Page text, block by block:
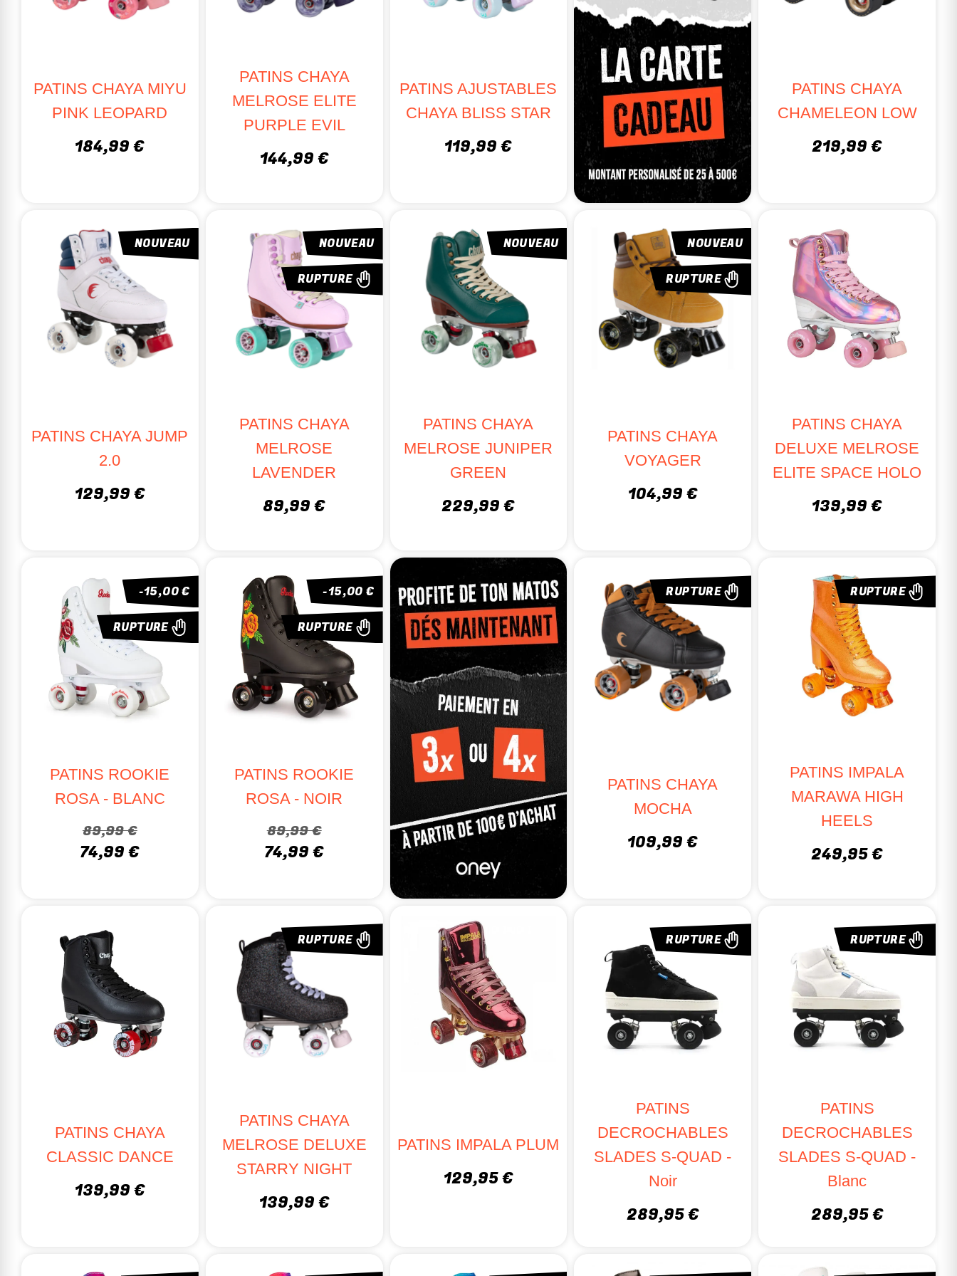
PATINS CHAYA MIYU
PINK LEOPARD
184,99 €
PATINS CHAYA
MELROSE ELITE
PURPLE EVIL
144,99 €
PATINS AJUSTABLES
CHAYA BLISS STAR
119,99 €
PATINS CHAYA
CHAMELEON LOW
219,99 €
NOUVEAU
PATINS CHAYA JUMP
2.0
129,99 €
NOUVEAU
RUPTURE
PATINS CHAYA
MELROSE
LAVENDER
89,99 €
NOUVEAU
PATINS CHAYA
MELROSE JUNIPER
GREEN
229,99 €
NOUVEAU
RUPTURE
PATINS CHAYA
VOYAGER
104,99 €
PATINS CHAYA
DELUXE MELROSE
ELITE SPACE HOLO
139,99 €
-15,00 €
RUPTURE
PATINS ROOKIE
ROSA - BLANC
89,99 €
74,99 €
-15,00 €
RUPTURE
PATINS ROOKIE
ROSA - NOIR
89,99 €
74,99 €
RUPTURE
PATINS CHAYA
MOCHA
109,99 €
RUPTURE
PATINS IMPALA
MARAWA HIGH
HEELS
249,95 €
PATINS CHAYA
CLASSIC DANCE
139,99 €
RUPTURE
PATINS CHAYA
MELROSE DELUXE
STARRY NIGHT
139,99 €
PATINS IMPALA PLUM
129,95 €
RUPTURE
PATINS
DECROCHABLES
SLADES S-QUAD -
Noir
289,95 €
RUPTURE
PATINS
DECROCHABLES
SLADES S-QUAD -
Blanc
289,95 €